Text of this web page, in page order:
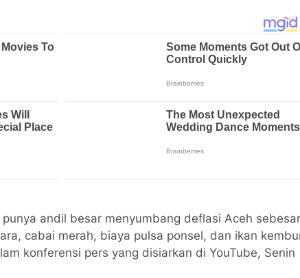
andil besar menyumbang deflasi Aceh sebesar
cabai merah, biaya pulsa ponsel, dan ikan
konferensi pers yang disiarkan di YouTube, Senin